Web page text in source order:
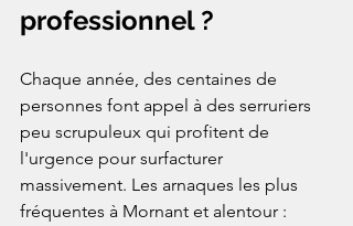
professionnel ?
Chaque année, des centaines de
personnes font appel à des serruriers
peu scrupuleux qui profitent de
l'urgence pour surfacturer
massivement. Les arnaques les plus
fréquentes à Mornant et alentour :